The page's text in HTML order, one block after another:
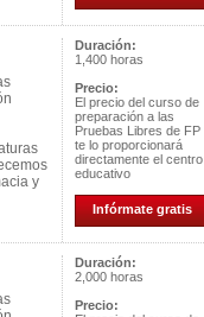
y
Duración:
1,400 horas
Precio:
El precio del curso de
preparación a las
Pruebas Libres de FP
te lo proporcionará
directamente el centro
educativo
Infórmate gratis
Duración:
2,000 horas
Precio: